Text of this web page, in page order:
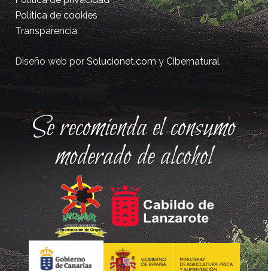
Política de cookies
Transparencia
Diseño web porSolucionet.comyCibernatural
Se recomienda el consumo
moderado de alcohol